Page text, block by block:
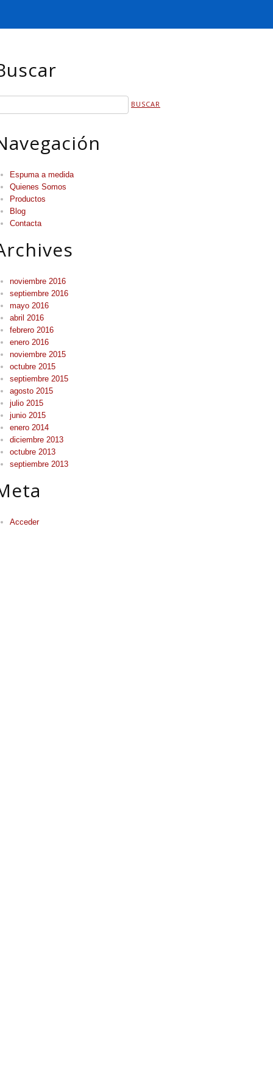
Espuma a medida
Quienes Somos
Productos
Blog
Contacta
noviembre 2016
septiembre 2016
mayo 2016
abril 2016
febrero 2016
enero 2016
noviembre 2015
octubre 2015
septiembre 2015
agosto 2015
julio 2015
junio 2015
enero 2014
diciembre 2013
octubre 2013
septiembre 2013
Acceder